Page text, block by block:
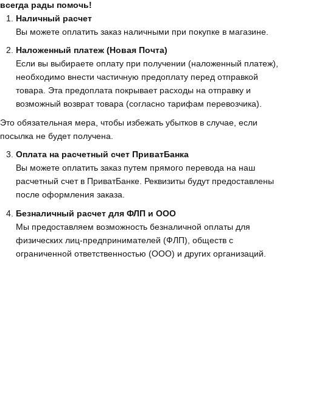
всегда рады помочь!
Наличный расчет
Вы можете оплатить заказ наличными при покупке в магазине.
Наложенный платеж (Новая Почта)
Если вы выбираете оплату при получении (наложенный платеж),
необходимо внести частичную предоплату перед отправкой
товара. Эта предоплата покрывает расходы на отправку и
возможный возврат товара (согласно тарифам перевозчика).
Это обязательная мера, чтобы избежать убытков в случае, если
посылка не будет получена.
Оплата на расчетный счет ПриватБанка
Вы можете оплатить заказ путем прямого перевода на наш
расчетный счет в ПриватБанке. Реквизиты будут предоставлены
после оформления заказа.
Безналичный расчет для ФЛП и ООО
Мы предоставляем возможность безналичной оплаты для
физических лиц-предпринимателей (ФЛП), обществ с
ограниченной ответственностью (ООО) и других организаций.